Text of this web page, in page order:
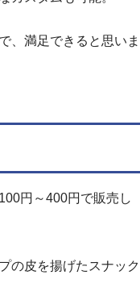
、満足できると思いま
円～400円で販売し
の皮を揚げたスナック